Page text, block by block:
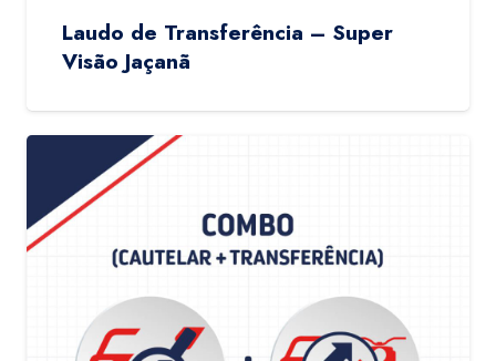
Laudo de Transferência – Super
Visão Jaçanã